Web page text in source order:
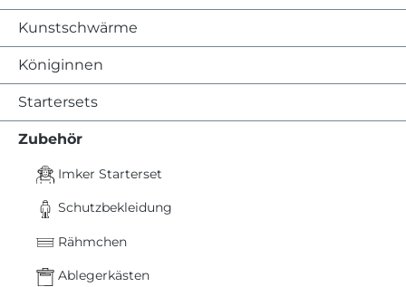
Kunstschwärme
Königinnen
Startersets
Zubehör
Imker Starterset
Schutzbekleidung
Rähmchen
Ablegerkästen